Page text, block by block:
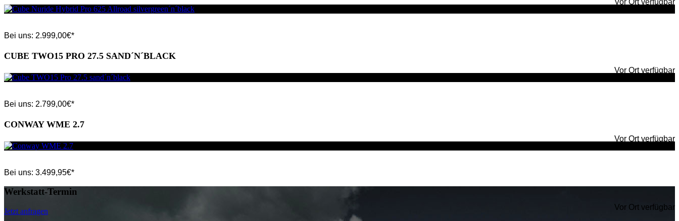
Bei uns: 2.999,00€*
Vor Ort verfügbar
CUBE TWO15 PRO 27.5 SAND´N´BLACK
Bei uns: 2.799,00€*
Vor Ort verfügbar
CONWAY WME 2.7
Bei uns: 3.499,95€*
Vor Ort verfügbar
Werkstatt-Termin
Jetzt anfragen